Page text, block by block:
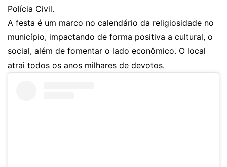
Polícia Civil.
A festa é um marco no calendário da religiosidade no
município, impactando de forma positiva a cultural, o
social, além de fomentar o lado econômico. O local
atrai todos os anos milhares de devotos.